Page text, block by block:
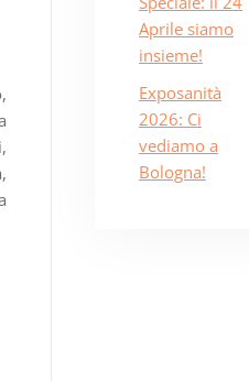
Aprile siamo
insieme!
Exposanità
2026: Ci
vediamo a
Bologna!